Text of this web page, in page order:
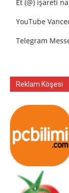
Et (@) işareti
YouTube
Telegram
Reklam Köşesi